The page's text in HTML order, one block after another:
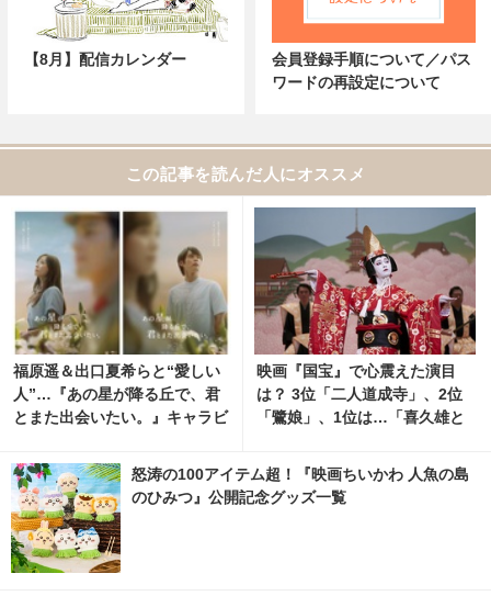
【8月】配信カレンダー
会員登録手順について／パス
ワードの再設定について
この記事を読んだ人にオススメ
福原遥＆出口夏希らと“愛しい
人”…『あの星が降る丘で、君
とまた出会いたい。』キャラビ
映画『国宝』で心震えた演目
は？ 3位「二人道成寺」、2位
「鷺娘」、1位は…「喜久雄と
ているよう」
怒涛の100アイテム超！『映画ちいかわ 人魚の島
のひみつ』公開記念グッズ一覧